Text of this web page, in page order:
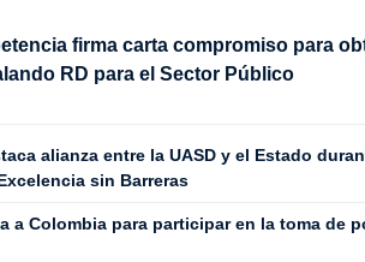
firma carta compromiso para
RD para el Sector Público
alianza entre la UASD y el Estado
sin Barreras
a Colombia para participar en la toma de